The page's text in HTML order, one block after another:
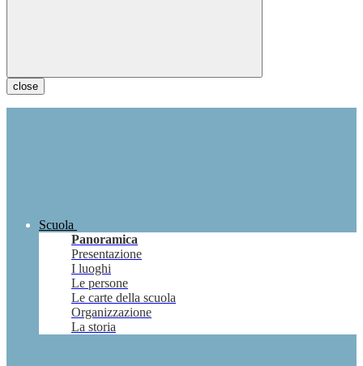
close
Scuola
Panoramica
Presentazione
I luoghi
Le persone
Le carte della scuola
Organizzazione
La storia